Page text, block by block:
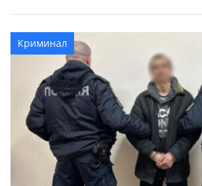
сын, 2011 года рождения, а отец
госпитализации отказался.
граждан соблюдать правила
печного отопления […]
Криминал